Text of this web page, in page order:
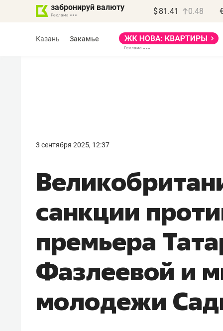
забронируй валюту $ 81.41 0.48
Казань Закамье
3 сентября 2025, 12:37
санкции
премьера
Фазлеевой и
молодежи
правил, бизнес может
потерять минимум
Как бизнесу выйти на зарубежные
рынки, почему надо знать
чем интересен Оман?